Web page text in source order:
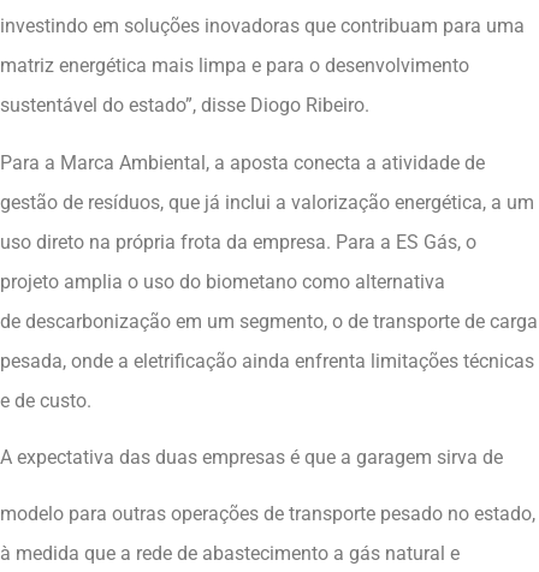
investindo em soluções inovadoras que contribuam para uma
matriz energética mais limpa e para o desenvolvimento
sustentável do estado”, disse Diogo Ribeiro.
Para a Marca Ambiental, a aposta conecta a atividade de
gestão de resíduos, que já inclui a valorização energética, a um
uso direto na própria frota da empresa. Para a ES Gás, o
projeto amplia o uso do biometano como alternativa
de descarbonização em um segmento, o de transporte de carga
pesada, onde a eletrificação ainda enfrenta limitações técnicas
e de custo.
A expectativa das duas empresas é que a garagem sirva de
modelo para outras operações de transporte pesado no estado,
à medida que a rede de abastecimento a gás natural e